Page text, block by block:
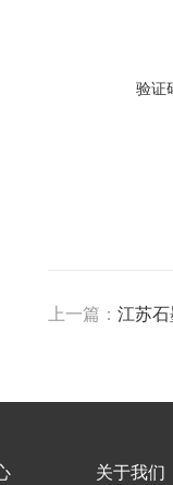
验证
上一篇：江苏
关于我们